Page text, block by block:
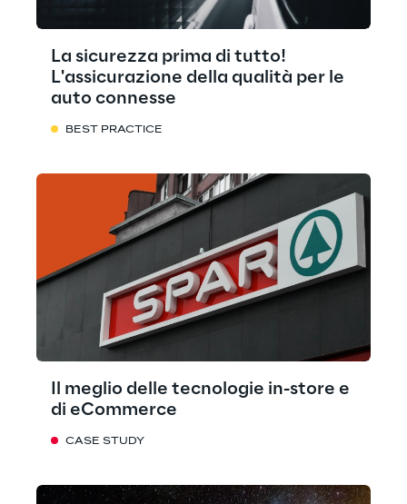
La sicurezza prima di tutto!
L'assicurazione della qualità per le
auto connesse
BEST PRACTICE
Il meglio delle tecnologie in-store e
di eCommerce
CASE STUDY